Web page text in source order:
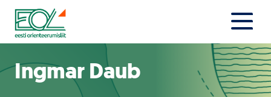
Liigu
sisu
juurde
Estonian Orienteering Federation
Uudised
Ingmar Daub